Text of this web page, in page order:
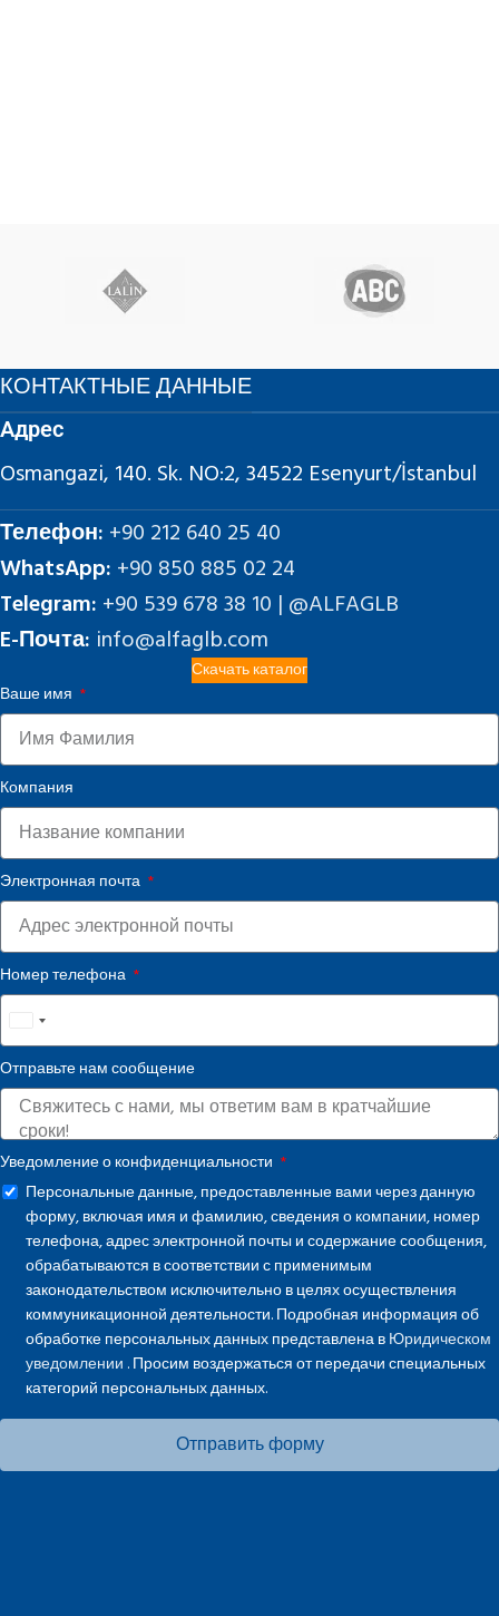
КОНТАКТНЫЕ ДАННЫЕ
Адрес
Osmangazi, 140. Sk. NO:2, 34522 Esenyurt/İstanbul
Телефон: +90 212 640 25 40
WhatsApp: +90 850 885 02 24
Telegram: +90 539 678 38 10 | @ALFAGLB
E-Почта: info@alfaglb.com
Скачать каталог
Ваше имя
Компания
Электронная почта
Номер телефона
United
States
+1
Отправьте нам сообщение
Уведомление о конфиденциальности
Персональные данные, предоставленные вами через данную
форму, включая имя и фамилию, сведения о компании, номер
телефона, адрес электронной почты и содержание сообщения,
обрабатываются в соответствии с применимым
законодательством исключительно в целях осуществления
коммуникационной деятельности. Подробная информация об
обработке персональных данных представлена вЮридическом
уведомлении . Просим воздержаться от передачи специальных
категорий персональных данных.
Отправить форму